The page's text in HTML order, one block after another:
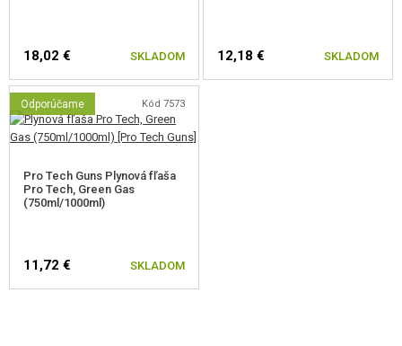
18,02 € SKLADOM 12,18 € SKLADOM
Odporúčame Kód 7573
Pro Tech Guns Plynová fľaša
Pro Tech, Green Gas
(750ml/1000ml)
11,72 € SKLADOM